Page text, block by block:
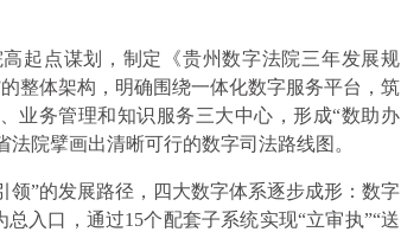
起点谋划，制定《贵州数字法院三年发展规
整体架构，明确围绕一体化数字服务平台，筑
业务管理和知识服务三大中心，形成“数助办
院擘画出清晰可行的数字司法路线图。
”的发展路径，四大数字体系逐步成形：数字
入口，通过15个配套子系统实现“立审执”“送